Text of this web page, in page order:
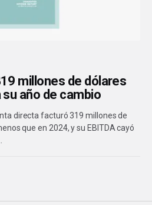
millones de dólares
año de cambio
directa facturó 319 millones de
que en 2024, y su EBITDA cayó